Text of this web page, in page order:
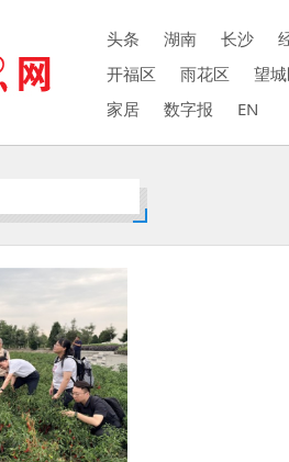
头条 湖南 长沙
开福区
雨花区
望
家居
数字报 EN